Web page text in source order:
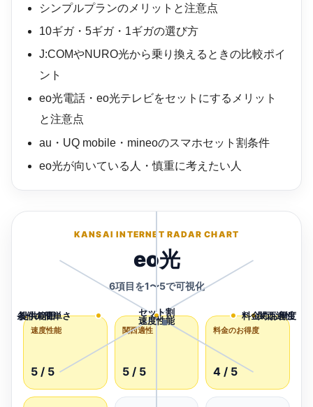
シンプルプランのメリットと注意点
10ギガ・5ギガ・1ギガの選び方
J:COMやNURO光から乗り換えるときの比較ポイ
ント
eo光電話・eo光テレビをセットにするメリット
と注意点
au・UQ mobile・mineoのスマホセット割条件
eo光が向いている人・慎重に考えたい人
KANSAI INTERNET RADAR CHART
eo光
6項目を1〜5で可視化
速度性能 関西適性
料金のお得度
セット割
提供範囲
条件の簡単さ
1
2
3
4
5
速度性能
5 / 5
関西適性
5 / 5
料金のお得度
4 / 5